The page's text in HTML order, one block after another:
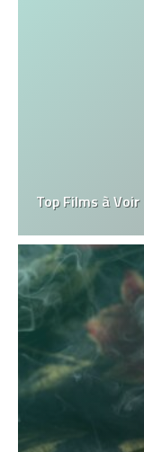
Top Films à Voir